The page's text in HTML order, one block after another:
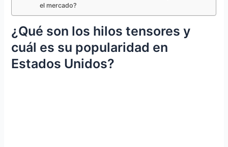
el mercado?
¿Qué son los hilos tensores y
cuál es su popularidad en
Estados Unidos?